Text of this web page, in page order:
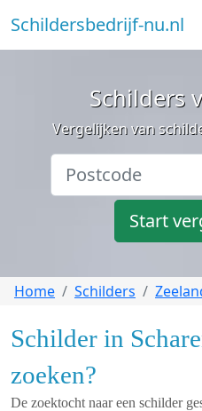
Schildersbedrijf-nu.nl
Schilders
Vergelijken van
Start
Home Schilders
Schilder in
zoeken?
De zoektocht naar een schilder